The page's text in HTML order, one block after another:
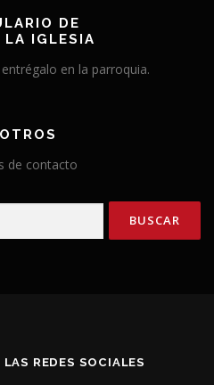
DE
LA IGLESIA
en la parroquia.
de contacto
REDES SOCIALES